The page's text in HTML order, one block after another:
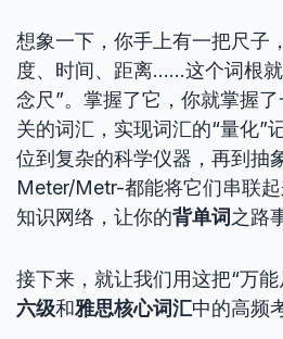
想象一下，你手上有一把尺子
度、时间、距离……这个词根
念尺”。掌握了它，你就掌握
关的词汇，实现词汇的“量化”
位到复杂的科学仪器，再到抽
Meter/Metr-都能将它们串联
知识网络，让你的背单词 之路
接下来，就让我们用这把“万
六级和雅思核心词汇中的高频